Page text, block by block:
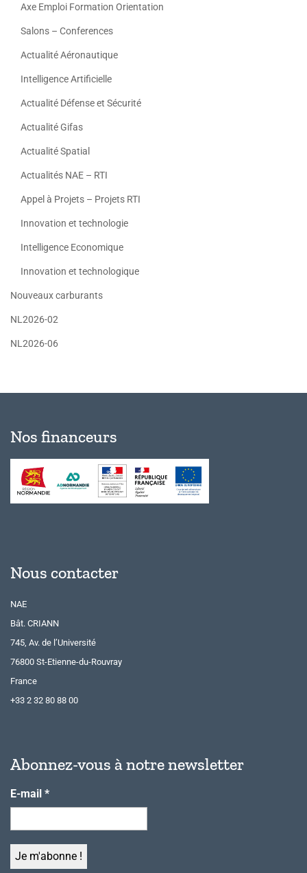
Axe Emploi Formation Orientation
Salons – Conferences
Actualité Aéronautique
Intelligence Artificielle
Actualité Défense et Sécurité
Actualité Gifas
Actualité Spatial
Actualités NAE – RTI
Appel à Projets – Projets RTI
Innovation et technologie
Intelligence Economique
Innovation et technologique
Nouveaux carburants
NL2026-02
NL2026-06
Nos financeurs
Nous contacter
NAE
Bât. CRIANN
745, Av. de l’Université
76800 St-Etienne-du-Rouvray
France
+33 2 32 80 88 00
Abonnez-vous à notre newsletter
E-mail *